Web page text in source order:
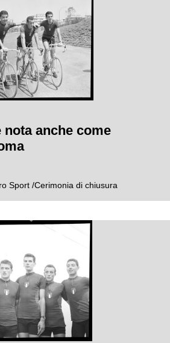
nota anche come
Sport /Cerimonia di chiusura